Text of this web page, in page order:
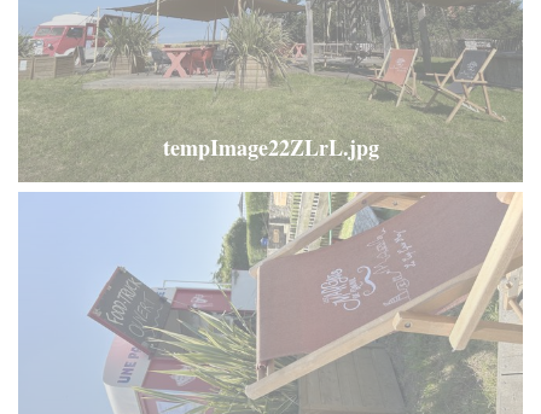
tempImage22ZLrL.jpg